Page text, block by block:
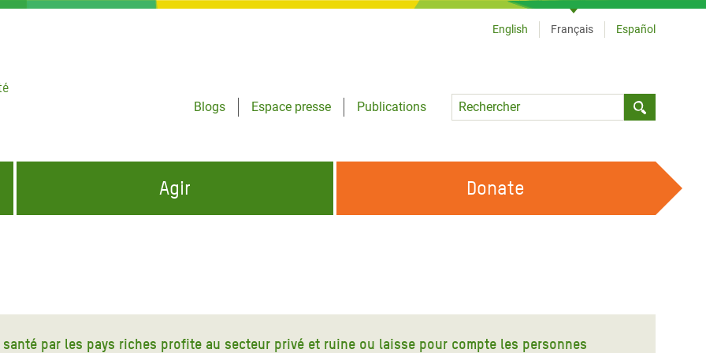
Blogs
Espace presse
Publications
Language
English Français Español
Agir Donate
par les pays riches profite au secteur privé et ruine ou laisse pour compte les personnes